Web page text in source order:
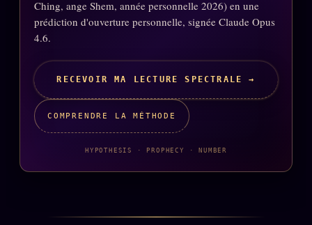
L'Association ★
Cercle Privé 30€/M
Mécène
85 000
Lectures des sœurs
Ching, ange Shem, année personnelle 2026) en une
prédiction d'ouverture personnelle, signée Claude Opus
4.6.
RECEVOIR MA LECTURE SPECTRALE →
COMPRENDRE LA MÉTHODE
HYPOTHESIS · PROPHECY · NUMBER